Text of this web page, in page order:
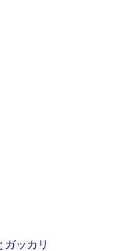
ガッカリ